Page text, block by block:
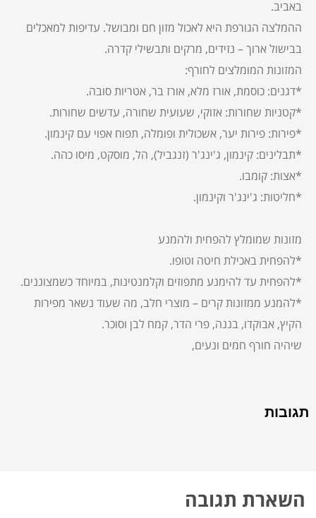
באביב.
ההמלצה הגורפת היא לאכול מזון חם ומבושל. עדיפות למאכלים
בבישול ארוך – נזידים, מרקים ותבשילי קדרה.
המזונות המומלצים לחורף:
*דגנים: כוסמת, אורז מלא, אורז בר, אטריות סובה.
*קטניות שחורות: אזוקי, שעועית שחורה, עדשים שחורות.
*פירות: פירות יער, אשכולית ופומלה, תפוח אפוי עם קינמון.
*תבלינים: קינמון, ג'ינג'ר (זנגביל), הל, מוסקט, מיסו כהה.
*אצות: קומבו.
*חליטות: ג'ינג'ר וקינמון.
מזונות שמומלץ להפחית ולהמנע
*להפחית באכילת חיטה וטופו.
*להפחית עד להימנע מתפוזים וקלמנטינות, במיוחד כשמצוננים.
*להמנע ממזונות קרים – מוצרי חלב, מה שעוד נשאר מפירות
הקיץ, אבוקדו, בננה, פרי הדר, קמח לבן וסוכר.
שיהיה חורף חמים ונעים,
תגובות
השארת תגובה